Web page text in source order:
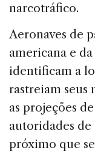
narcotráfico.
Aeronaves de
americana e
identificam a
rastreiam
as projeções
autoridades
próximo que